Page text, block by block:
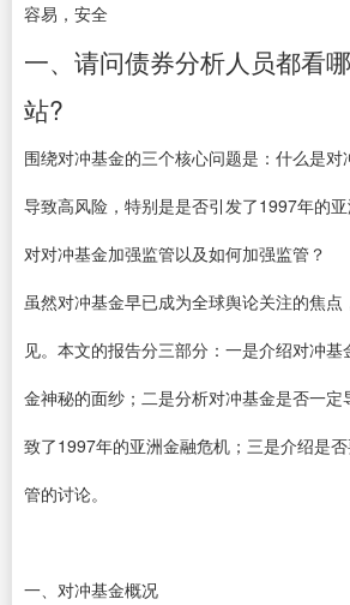
容易，安全
一、请问债券分析人员都看
站?
围绕对冲基金的三个核心问题是：什么是
导致高风险，特别是是否引发了1997年的
对对冲基金加强监管以及如何加强监管？
虽然对冲基金早已成为全球舆论关注的焦点
见。本文的报告分三部分：一是介绍对冲
金神秘的面纱；二是分析对冲基金是否一定
致了1997年的亚洲金融危机；三是介绍是
管的讨论。
一、对冲基金概况